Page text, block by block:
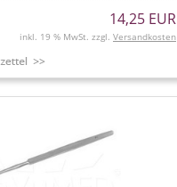
14,25 EUR
inkl. 19 % MwSt. zzgl. Versandkosten